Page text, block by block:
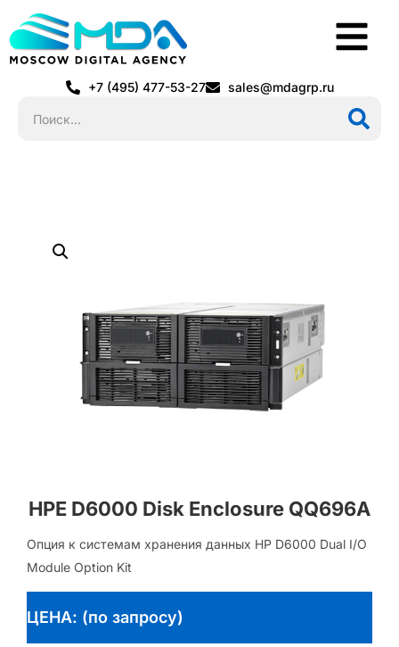
+7 (495) 477-53-27 sales@mdagrp.ru
HPE D6000 Disk Enclosure QQ696A
Опция к системам хранения данных HP D6000 Dual I/O
Module Option Kit
ЦЕНА: (по запросу)